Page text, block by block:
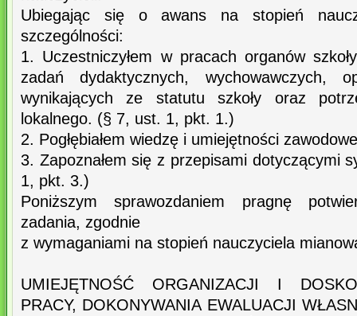
Ubiegając się o awans na stopień
szczególności:
1. Uczestniczyłem w pracach organów
zadań dydaktycznych, wychowawczych,
wynikających ze statutu szkoły oraz
lokalnego. (§ 7, ust. 1, pkt. 1.)
2. Pogłębiałem wiedzę i umiejętności
3. Zapoznałem się z przepisami dotyczącymi
1, pkt. 3.)
Poniższym sprawozdaniem pragnę
zadania, zgodnie
z wymaganiami na stopień nauczyciela
UMIEJĘTNOŚĆ ORGANIZACJI I
PRACY, DOKONYWANIA EWALUACJI